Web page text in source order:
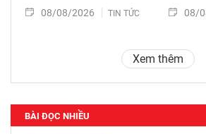
08/08/2026 TIN TỨC 08/
Xem thêm
BÀI ĐỌC NHIỀU